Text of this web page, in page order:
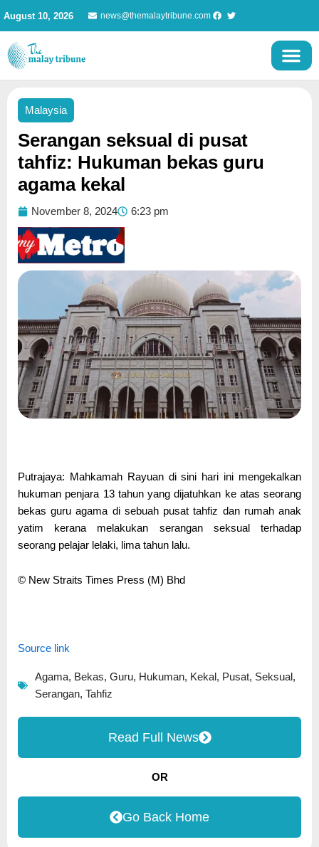
content
August 10, 2026 news@themalaytribune.com
Malaysia
Serangan seksual di pusat
tahfiz: Hukuman bekas guru
agama kekal
November 8, 2024 6:23 pm
Putrajaya: Mahkamah Rayuan di sini hari ini mengekalkan
hukuman penjara 13 tahun yang dijatuhkan ke atas seorang
bekas guru agama di sebuah pusat tahfiz dan rumah anak
yatim kerana melakukan serangan seksual terhadap
seorang pelajar lelaki, lima tahun lalu.
© New Straits Times Press (M) Bhd
Source link
Agama, Bekas, Guru, Hukuman, Kekal , Pusat, Seksual ,
Serangan, Tahfiz
Read Full News
OR
Go Back Home